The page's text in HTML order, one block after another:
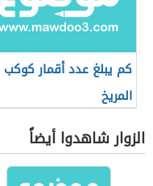
كم يبلغ عدد أقمار كوكب
المريخ
الزوار شاهدوا أيضاً